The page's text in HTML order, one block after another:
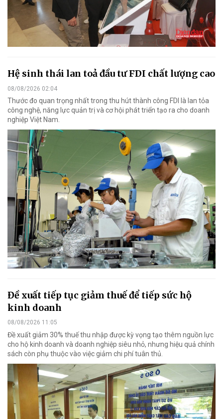
Hệ sinh thái lan toả đầu tư FDI chất lượng cao
08/08/2026 02:04
Thước đo quan trọng nhất trong thu hút thành công FDI là lan tỏa
công nghệ, năng lực quản trị và cơ hội phát triển tạo ra cho doanh
nghiệp Việt Nam.
Đề xuất tiếp tục giảm thuế để tiếp sức hộ
kinh doanh
08/08/2026 11:05
Đề xuất giảm 30% thuế thu nhập được kỳ vọng tạo thêm nguồn lực
cho hộ kinh doanh và doanh nghiệp siêu nhỏ, nhưng hiệu quả chính
sách còn phụ thuộc vào việc giảm chi phí tuân thủ.